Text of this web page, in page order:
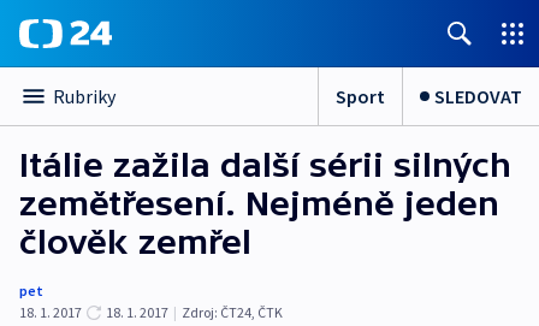
Rubriky Sport SLEDOVAT
Itálie zažila další sérii silných
zemětřesení. Nejméně jeden
člověk zemřel
pet
18. 1. 2017
18. 1. 2017 | Zdroj: ČT24, ČTK